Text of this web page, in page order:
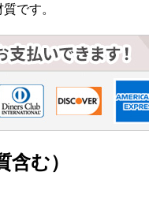
です。
含む）